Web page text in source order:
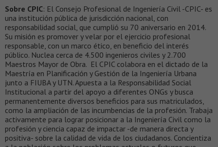
Sobre CPIC: El Consejo Profesional de Ingeniería Civil -CPIC- es
una institución pública de jurisdicción nacional, con
responsabilidad social, que cumplió su 70 aniversario en 2014.
Su misión es promover y velar por el ejercicio profesional
responsable, con un marco ético, en beneficio del interés
público. Nuclea cerca de 4.500 ingenieros civiles y 2.700
Maestros Mayor de Obra. El CPIC colabora en el dictado de la
Maestría en Planificación y Gestión de la Ingeniería Urbana
junto a FIUBA y UTN. Apuesta a la Responsabilidad Social
Institucional a partir del apoyo a diferentes ONGs y busca
permanentemente diversos beneficios para sus matriculados,
como la ampliación de las incumbencias de la profesión. Trabaja
activamente para lograr posicionar a la Ingeniería Civil como la
profesión y ciencia capaz de impactar -de manera directa y
positiva- sobre la calidad de vida de los ciudadanos. Concientiza